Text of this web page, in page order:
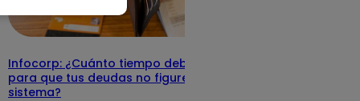
Infocorp: ¿Cuánto tiempo debe pasar
para que tus deudas no figuren en su
sistema?